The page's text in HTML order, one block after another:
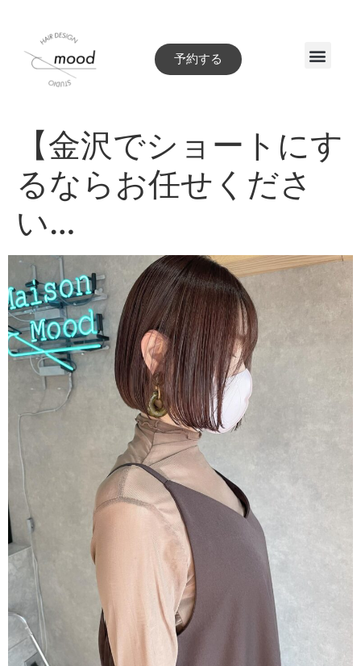
予約する
【金沢でショートにす
るならお任せくださ
い…